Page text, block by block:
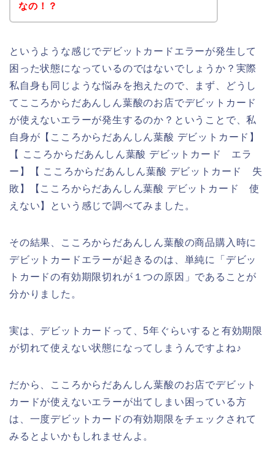
なの！？
というような感じでデビットカードエラーが発生して
困った状態になっているのではないでしょうか？実際
私自身も同じような悩みを抱えたので、まず、どうし
てこころからだあんしん葉酸のお店でデビットカード
が使えないエラーが発生するのか？ということで、私
自身が【こころからだあんしん葉酸 デビットカード】
【 こころからだあんしん葉酸 デビットカード エラ
ー】【 こころからだあんしん葉酸 デビットカード 失
敗】【こころからだあんしん葉酸 デビットカード 使
えない】という感じで調べてみました。
その結果、こころからだあんしん葉酸の商品購入時に
デビットカードエラーが起きるのは、単純に「デビッ
トカードの有効期限切れが１つの原因」であることが
分かりました。
実は、デビットカードって、5年ぐらいすると有効期限
が切れて使えない状態になってしまうんですよね♪
だから、こころからだあんしん葉酸のお店でデビット
カードが使えないエラーが出てしまい困っている方
は、一度デビットカードの有効期限をチェックされて
みるとよいかもしれませんよ。